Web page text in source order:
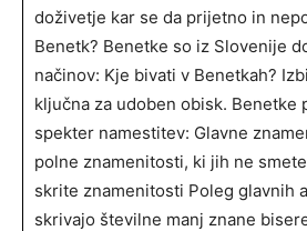
doživetje kar se da prijetno in
Benetk? Benetke so iz Slovenije
načinov:​ Kje bivati v Benetkah?
ključna za udoben obisk. Benetke
spekter namestitev:​ Glavne
polne znamenitosti, ki jih ne
skrite znamenitosti Poleg glavnih
skrivajo številne manj znane